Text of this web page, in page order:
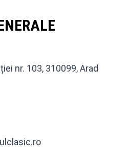
nr. 103, 310099, Arad